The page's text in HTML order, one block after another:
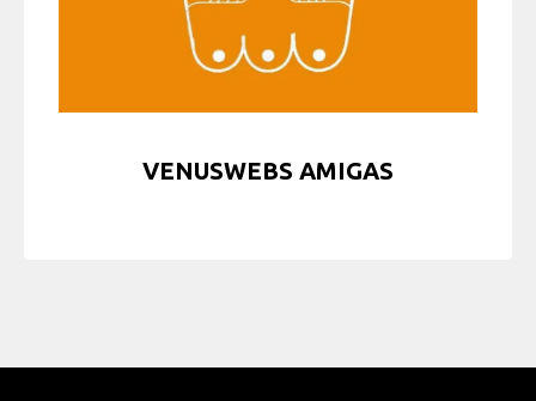
VENUSWEBS AMIGAS